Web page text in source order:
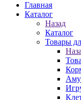
Главная
Каталог
Назад
Каталог
Товары